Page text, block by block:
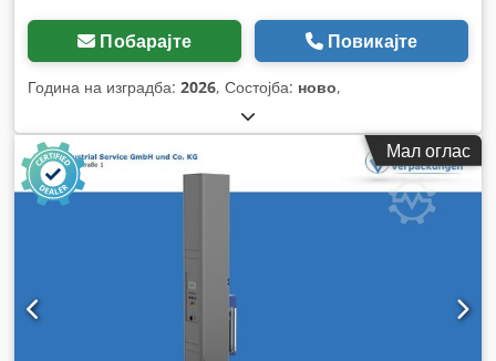
Побарајте Повикајте
Година на изградба: 2026, Состојба: ново,
Мал оглас